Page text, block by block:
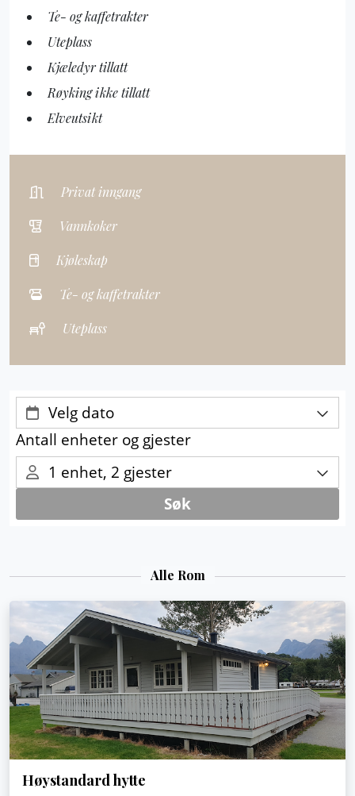
Te- og kaffetrakter
Uteplass
Kjæledyr tillatt
Røyking ikke tillatt
Elveutsikt
Privat inngang
Vannkoker
Kjøleskap
Te- og kaffetrakter
Uteplass
Alle Rom
Høystandard hytte